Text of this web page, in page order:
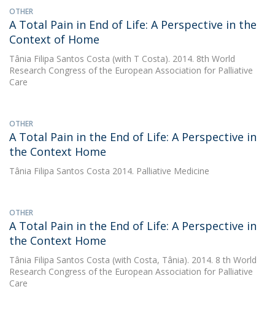
OTHER
A Total Pain in End of Life: A Perspective in the
Context of Home
Tânia Filipa Santos Costa (with T Costa). 2014. 8th World
Research Congress of the European Association for Palliative
Care
OTHER
A Total Pain in the End of Life: A Perspective in
the Context Home
Tânia Filipa Santos Costa 2014. Palliative Medicine
OTHER
A Total Pain in the End of Life: A Perspective in
the Context Home
Tânia Filipa Santos Costa (with Costa, Tânia). 2014. 8 th World
Research Congress of the European Association for Palliative
Care